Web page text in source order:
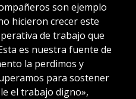
son ejemplo
hicieron crecer este
de trabajo que
es nuestra fuente de
la perdimos y
para sostener
el trabajo digno»,